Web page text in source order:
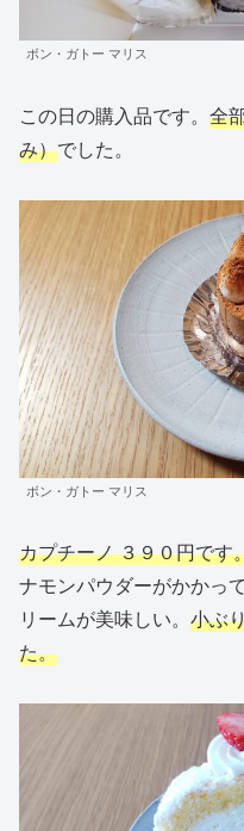
ボン・ガトー マリス
この日の購入品です。 全
み）でした。
ボン・ガトー マリス
カプチーノ ３９０円です
ナモンパウダーがかかっ
リームが美味しい。 小ぶ
た。